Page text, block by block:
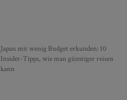
Japan mit wenig Budget erkunden: 10
Insider-Tipps, wie man günstiger reisen
kann